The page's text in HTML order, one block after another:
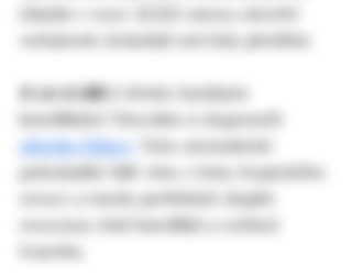
Libušín v roce 2020 znovu otevřel
veřejnosti, krásnější než kdy předtím.
A co si dát k těmto božským
knedlíkům? Dovolím si doporučit
sklenku Pálavy.
Toto aromatické
polosladké bílé víno s tóny tropického
ovoce a medu perfektně doplní
ovocnou chuť knedlíků a svěžest
tvarohu.